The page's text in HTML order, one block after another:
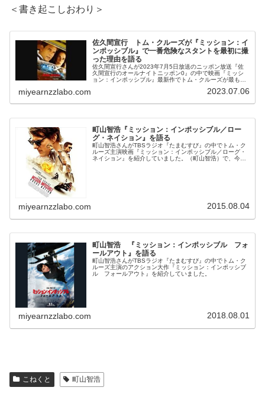
＜書き起こしおわり＞
佐久間宣行 トム・クルーズが『ミッション：イ
ンポッシブル』で一番危険なスタントを最初に撮
った理由を語る
佐久間宣行さんが2023年7月5日放送のニッポン放送『佐
久間宣行のオールナイトニッポン0』の中で映画『ミッシ
ョン：インポッシブル』最新作でトム・クルーズが最も危
miyearnzzlabo.com 2023.07.06
町山智浩『ミッション：インポッシブル／ロー
グ・ネイション』を語る
町山智浩さんがTBSラジオ『たまむすび』の中でトム・ク
ルーズ主演映画『ミッション：インポッシブル／ローグ・
ネイション』を紹介していました。（町山智浩）で、今日
miyearnzzlabo.com 2015.08.04
町山智浩 『ミッション：インポッシブル フォ
ールアウト』を語る
町山智浩さんがTBSラジオ『たまむすび』の中でトム・ク
ルーズ主演のアクション大作『ミッション：インポッシブ
ル フォールアウト』を紹介していました。
miyearnzzlabo.com 2018.08.01
こねくと 町山智浩